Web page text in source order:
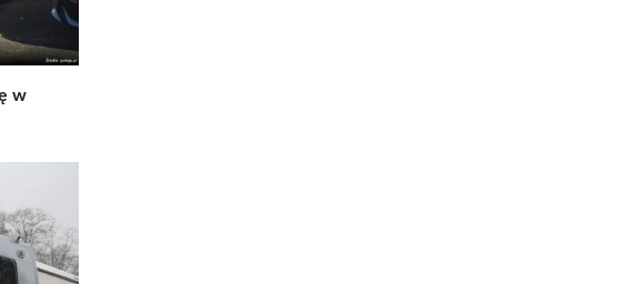
w